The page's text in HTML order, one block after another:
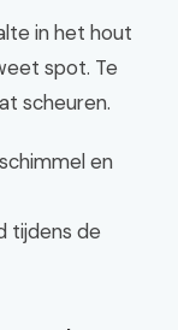
in het hout
spot. Te
scheuren.
en
tijdens de